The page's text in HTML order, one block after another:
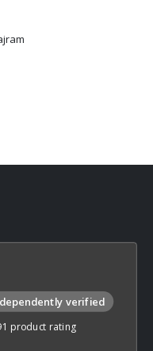
verified
product rating